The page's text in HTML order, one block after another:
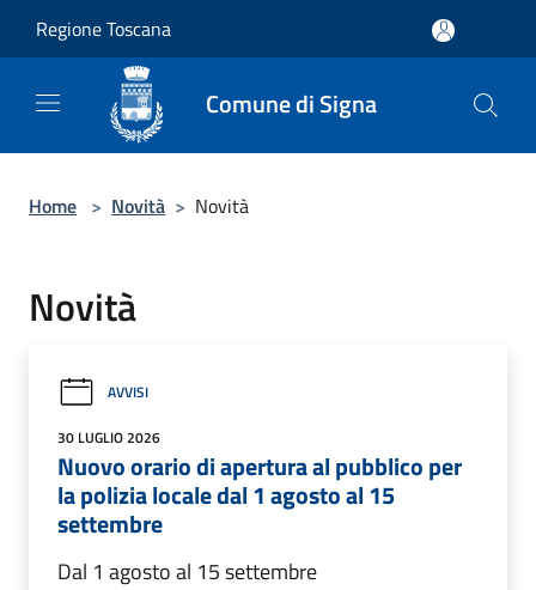
Regione Toscana
Comune di Signa
Home > Novità > Novità
Novità
AVVISI
30 LUGLIO 2026
Nuovo orario di apertura al pubblico per
la polizia locale dal 1 agosto al 15
settembre
Dal 1 agosto al 15 settembre